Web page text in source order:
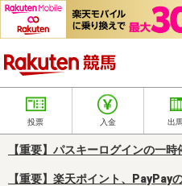
投票 入金 出
【重要】パスキーログインの一時
【重要】楽天ポイント、PayPay